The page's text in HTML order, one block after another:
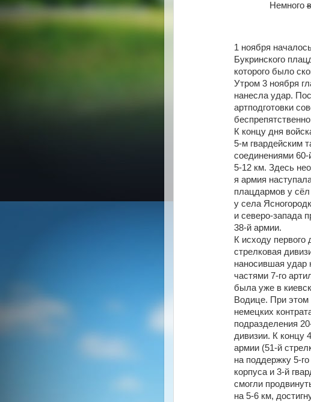
Немного
1 ноября
Букринского
которого было
Утром 3 ноября
нанесла удар.
артподготовки
К концу дня
5-м гвардейским
соединениями
5-12 км. Здесь
я армия
плацдармов у
у села
и северо-запада
38-й армии.
К исходу первого
стрелковая
наносившая удар
частями 7-го
была уже в
Водице. При
немецких
подразделения
дивизии. К концу
армии (51-й
на поддержку 5-го
корпуса и 3-й
смогли
на 5-6 км,